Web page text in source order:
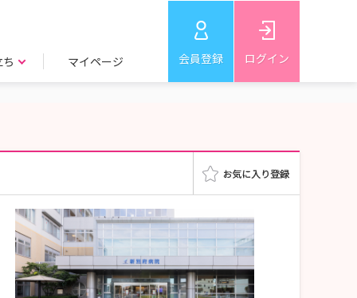
マイページ 会員登録 ログイン